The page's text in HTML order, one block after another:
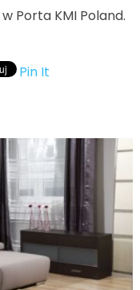
Porta KMI Poland.
Pin It